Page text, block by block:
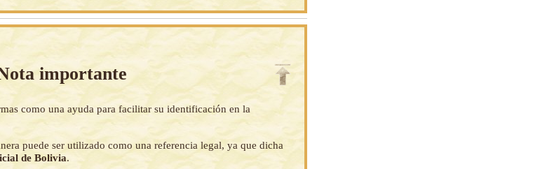
importante
como una ayuda para facilitar su identificación en la
puede ser utilizado como una referencia legal, ya que dicha
de Bolivia.